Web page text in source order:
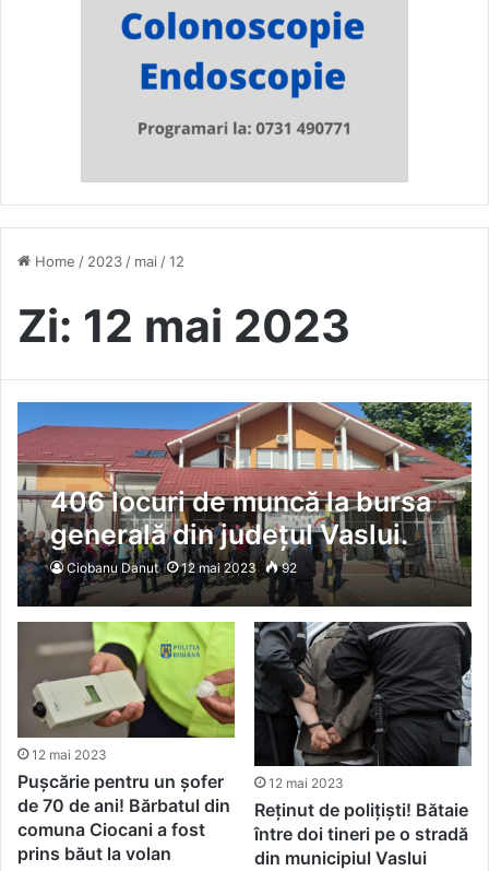
Home / 2023 / mai /12
Zi: 12 mai 2023
406 locuri de muncă la bursa
generală din județul Vaslui.
187 de persoane au fost
selectate pentru încadrare
Ciobanu Danut 12 mai 2023 92
12 mai 2023
Pușcărie pentru un șofer
de 70 de ani! Bărbatul din
comuna Ciocani a fost
prins băut la volan
12 mai 2023
Reținut de polițiști! Bătaie
între doi tineri pe o stradă
din municipiul Vaslui